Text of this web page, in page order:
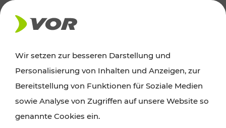
AKTUELLES
Ausflugstipps
Wien, Niederösterreich und das Burgenland
Wir setzen zur besseren Darstellung und
Personalisierung von Inhalten und Anzeigen, zur
Bereitstellung von Funktionen für Soziale Medien
sowie Analyse von Zugriffen auf unsere Website so
genannte Cookies ein.